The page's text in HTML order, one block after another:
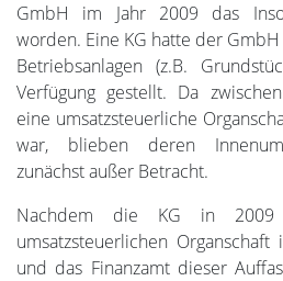
GmbH im Jahr 2009 das
worden. Eine KG hatte der
Betriebsanlagen (z.B.
Verfügung gestellt. Da
eine umsatzsteuerliche
war, blieben deren
zunächst außer Betracht.
Nachdem die KG in 2009
umsatzsteuerlichen
und das Finanzamt dieser